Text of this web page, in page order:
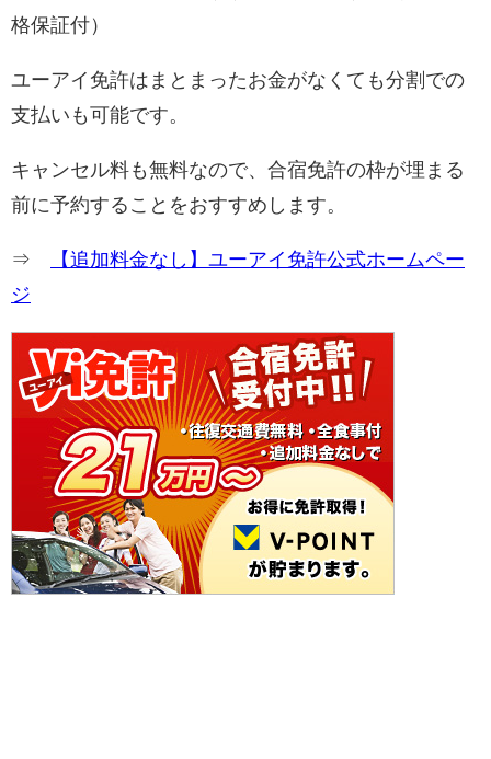
格保証付）
ユーアイ免許はまとまったお金がなくても分割での
支払いも可能です。
キャンセル料も無料なので、合宿免許の枠が埋まる
前に予約することをおすすめします。
⇒
【追加料金なし】ユーアイ免許公式ホームペー
ジ